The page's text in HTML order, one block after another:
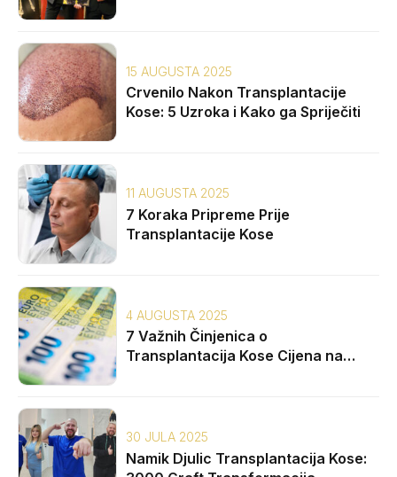
15 AUGUSTA 2025
Crvenilo Nakon Transplantacije
Kose: 5 Uzroka i Kako ga Spriječiti
11 AUGUSTA 2025
7 Koraka Pripreme Prije
Transplantacije Kose
4 AUGUSTA 2025
7 Važnih Činjenica o
Transplantacija Kose Cijena na
30 JULA 2025
Namik Djulic Transplantacija Kose: